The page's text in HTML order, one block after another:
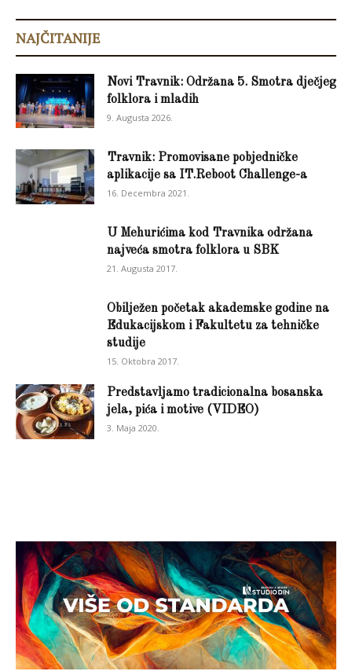
NAJČITANIJE
Novi Travnik: Održana 5. Smotra dječjeg
folklora i mladih
9. Augusta 2026.
Travnik: Promovisane pobjedničke
aplikacije sa IT.Reboot Challenge-a
16. Decembra 2021.
U Mehurićima kod Travnika održana
najveća smotra folklora u SBK
21. Augusta 2017.
Obilježen početak akademske godine na
Edukacijskom i Fakultetu za tehničke
studije
15. Oktobra 2017.
Predstavljamo tradicionalna bosanska
jela, pića i motive (VIDEO)
3. Maja 2020.